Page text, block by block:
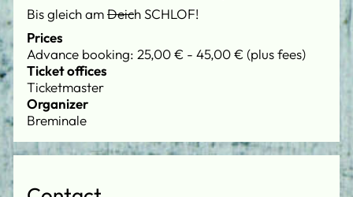
Bis gleich amDeich SCHLOF!
Prices
Advance booking: 25,00 € - 45,00 € (plus fees)
Ticket offices
Ticketmaster
Organizer
Breminale